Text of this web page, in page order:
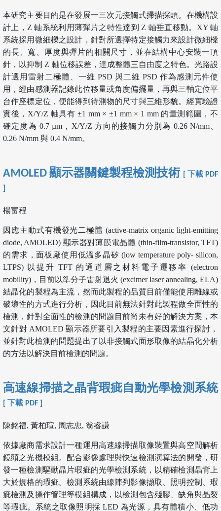
本研究主要目的是在發展一三次元接觸式掃描探頭。在機構設
計上，Z 軸系統利用薄彈片之特性達到 Z 軸垂直移動。XY 軸
系統採用微細樑之設計，針對所選擇特定接觸力來設計微細樑
的長、寬、厚度與彈片的相關尺寸，並在結構中心安裝一頂
針，以抑制 Z 軸位移誤差，達成整體三自由度之特色。光路設
計選用雷射二極體、一維 PSD 與二維 PSD 作為感測元件使
用，經由感測器記錄此位移量或角度偏擺量，再與三軸定位平
台作座標定位，便能得到待測物的尺寸與三維形貌。經實驗證
實後，X/Y/Z 軸具有 ±1 mm × ±1 mm × 1 mm 的量測範圍，不
確定度為 0.7 µm，X/Y/Z 方向的接觸力分別為 0.26 N/mm、
0.26 N/mm 與 0.4 N/mm。
AMOLED 顯示器關鍵製程檢測技術
[ 下載 PDF
楊富程
因應主動式有機發光二極體 (active-matrix organic light-emitting
diode, AMOLED) 顯示器對薄膜電晶體 (thin-film-transistor, TFT)
的需求，面板廠使用低溫多晶矽 (low temperature poly- silicon,
LTPS) 以提升 TFT 的通道層之材料電子遷移率 (electron
mobility)，目前以準分子雷射退火 (excimer laser annealing, ELA)
結晶化的製程為主流，然而此製程的品質目前僅能使用離線或
破壞性的方式進行分析，因此目前無法針對此製程做全面性的
檢測，針對全面性的檢測的問題目前尚未有好的解決方案，本
文針對 AMOLED 顯示器所要引入製程的主要因素進行探討，
並針對此檢測的問題提出了以非接觸式面形取像的結晶化分析
的方法以解決目前檢測的問題。
高速線掃描之晶背瑕疵自動光學檢測系統
[ 下載 PDF ]
陳銘福, 黃柏瑄, 周志忠, 翁睿謙
依據廠商需求設計一種運用高速線掃描取像裝置與高空間解析
鏡頭之光機模組。配合影像處理與快速檢測演算法的開發，研
發一種檢測驅動晶片瑕疵的光學檢測系統，以精確檢測晶背上
大於規格的瑕疵。檢測系統由線陣列影像擷取、照明控制、瑕
疵檢測及操作管理等模組構成，以檢測包含殘膠、缺角與晶裂
等瑕疵。系統之取像照明採 LED 為光源，具有體積小、低功